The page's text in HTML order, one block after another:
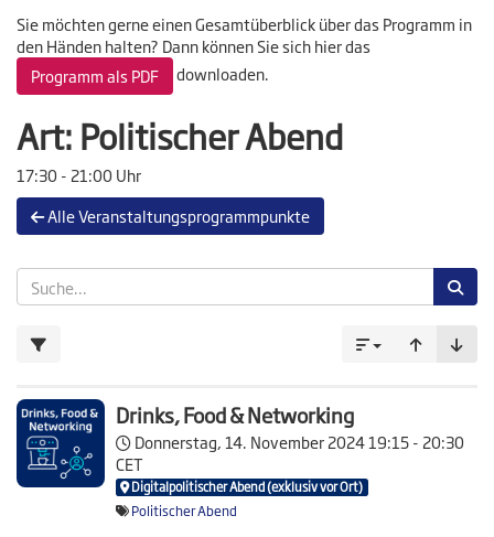
Sie möchten gerne einen Gesamtüberblick über das Programm in
den Händen halten? Dann können Sie sich hier das
Programm als PDF
downloaden.
Art: Politischer Abend
17:30 - 21:00 Uhr
Alle Veranstaltungsprogrammpunkte
Drinks, Food & Networking
Donnerstag, 14. November 202419:15 - 20:30
CET
Digitalpolitischer Abend (exklusiv vor Ort)
Politischer Abend